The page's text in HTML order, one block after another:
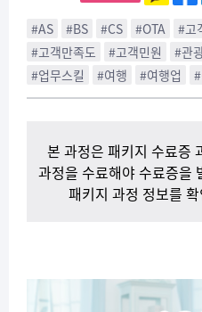
#AS #BS #CS #OTA #고
#고객만족도
#고객민원 #관
#업무스킬
#여행 #여행업
본 과정은 패키지 수료증
과정을 수료해야 수료증을
패키지 과정 정보를